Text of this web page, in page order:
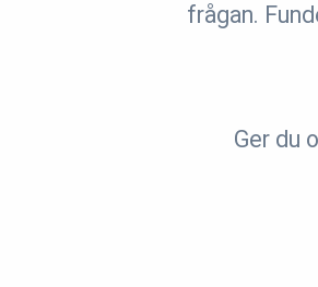
frågan.
Ger du